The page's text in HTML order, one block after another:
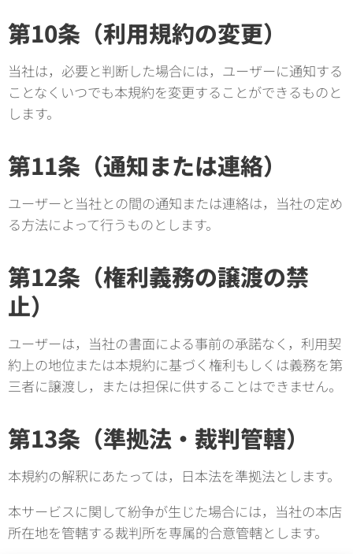
第10条（利用規約の変更）
当社は，必要と判断した場合には，ユーザーに通知する
ことなくいつでも本規約を変更することができるものと
します。
第11条（通知または連絡）
ユーザーと当社との間の通知または連絡は，当社の定め
る方法によって行うものとします。
第12条（権利義務の譲渡の禁
止）
ユーザーは，当社の書面による事前の承諾なく，利用契
約上の地位または本規約に基づく権利もしくは義務を第
三者に譲渡し，または担保に供することはできません。
第13条（準拠法・裁判管轄）
本規約の解釈にあたっては，日本法を準拠法とします。
本サービスに関して紛争が生じた場合には，当社の本店
所在地を管轄する裁判所を専属的合意管轄とします。